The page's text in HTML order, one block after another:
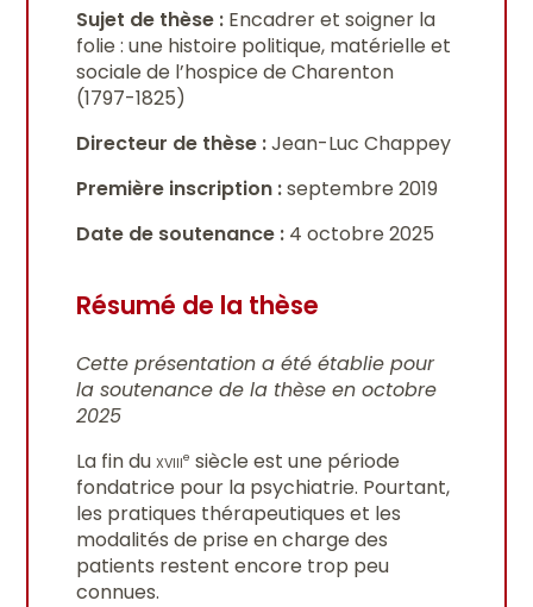
Sujet de thèse : Encadrer et soigner la
folie : une histoire politique, matérielle et
sociale de l’hospice de Charenton
(1797-1825)
Directeur de thèse :Jean-Luc Chappey
Première inscription :septembre 2019
Date de soutenance : 4 octobre 2025
Résumé de la thèse
Cette présentation a été établie pour
la soutenance de la thèse en octobre
2025
La fin duxviiie siècle est une période
fondatrice pour la psychiatrie. Pourtant,
les pratiques thérapeutiques et les
modalités de prise en charge des
patients restent encore trop peu
connues.